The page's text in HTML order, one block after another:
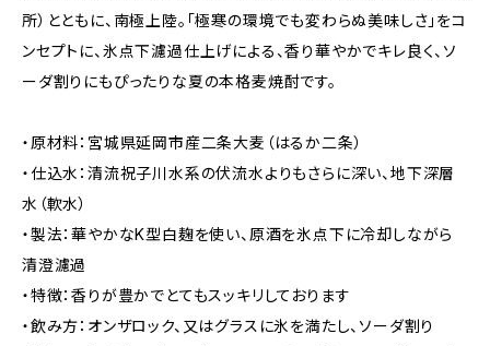
所）とともに、南極上陸。「極寒の環境でも変わらぬ美味しさ」をコ
ンセプトに、氷点下濾過仕上げによる、香り華やかでキレ良く、ソ
ーダ割りにもぴったりな夏の本格麦焼酎です。
・原材料：宮城県延岡市産二条大麦（はるか二条）
・仕込水：清流祝子川水系の伏流水よりもさらに深い、地下深層
水（軟水）
・製法：華やかなK型白麹を使い、原酒を氷点下に冷却しながら
清澄濾過
・特徴：香りが豊かでとてもスッキリしております
・飲み方：オンザロック、又はグラスに氷を満たし、ソーダ割り